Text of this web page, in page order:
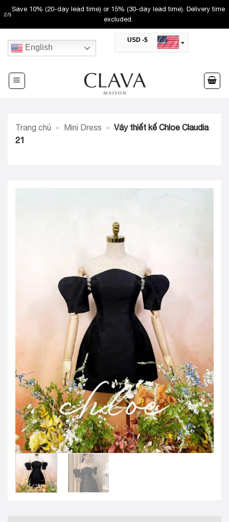
Skip
to
content
2/3
Save 10% (20-day lead time) or 15% (30-day lead time). Delivery time
excluded.
English
USD -$
AED -AED
United Arab Emirates Dirham
Australian Dollar
KWD -KD
Kuwaiti Dinar
OMR -OMR
Omani Rial
EUR -€
GBP -£
British Pound Sterling
VND -₫
CNY -CN¥
Chinese Yuan
JPY -¥
Japanese Yen
Trang chủ » Mini Dress » Váy thiết kế Chloe Claudia
21